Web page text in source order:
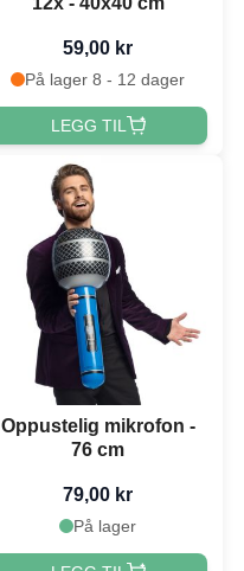
59,00 kr
På lager 8 - 12 dager
LEGG TIL
Oppustelig mikrofon -
76 cm
79,00 kr
På lager